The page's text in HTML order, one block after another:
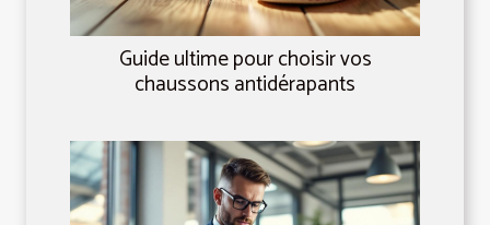
Guide ultime pour choisir vos
chaussons antidérapants